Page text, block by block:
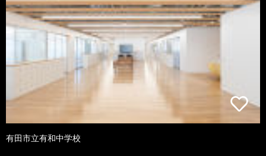
有田市立有和中学校